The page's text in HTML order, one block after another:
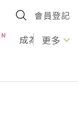
會員登記
成為U更多